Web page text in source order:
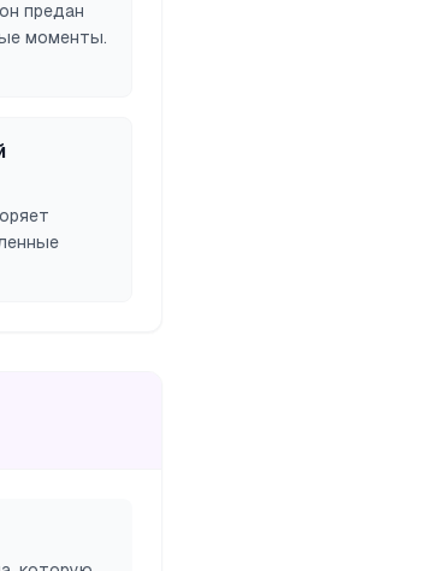
предан
моменты.